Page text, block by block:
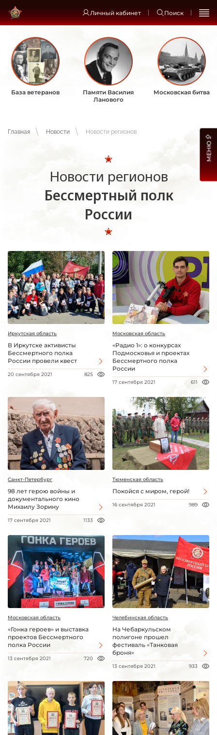
Личный кабинет Поиск
База ветеранов
Памяти Василия
Ланового
Московская битва
Главная Новости Новости регионов
Новости регионов
Бессмертный полк
России
Иркутская область
В Иркутске активисты
Бессмертного полка
России провели квест
20 сентября 2021 825
Московская область
«Радио 1»: о конкурсах
Подмосковья и проектах
Бессмертного полка
России
17 сентября 2021 611
Санкт-Петербург
98 лет герою войны и
документального кино
Михаилу Зорину
17 сентября 2021 1133
Тюменская область
Покойся с миром, герой!
16 сентября 2021 989
Московская область
«Гонка героев» и выставка
проектов Бессмертного
полка России
13 сентября 2021 720
Челябинская область
На Чебаркульском
полигоне прошел
фестиваль «Танковая
броня»
13 сентября 2021 933
МЕНЮ